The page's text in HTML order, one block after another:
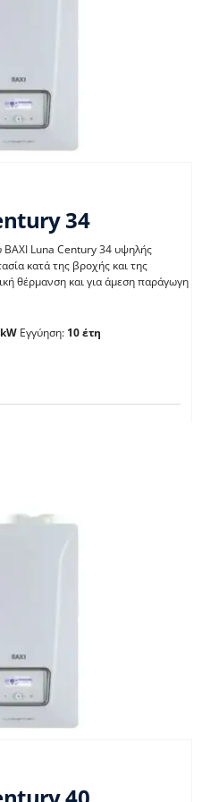
Century 34
παραγωγή ΖΝX
34
BAXI Luna Century 34 υψηλής
κατά της βροχής και της
θέρμανση και για άμεση παράγωγη
Εγγύηση: 10 έτη